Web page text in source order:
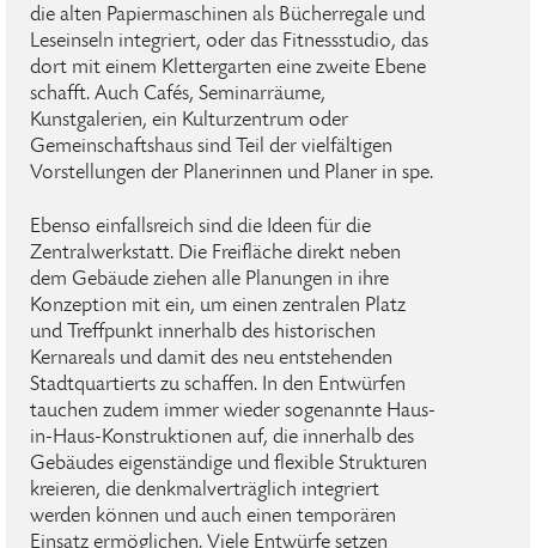
die alten Papiermaschinen als Bücherregale und
Leseinseln integriert, oder das Fitnessstudio, das
dort mit einem Klettergarten eine zweite Ebene
schafft. Auch Cafés, Seminarräume,
Kunstgalerien, ein Kulturzentrum oder
Gemeinschaftshaus sind Teil der vielfältigen
Vorstellungen der Planerinnen und Planer in spe.
Ebenso einfallsreich sind die Ideen für die
Zentralwerkstatt. Die Freifläche direkt neben
dem Gebäude ziehen alle Planungen in ihre
Konzeption mit ein, um einen zentralen Platz
und Treffpunkt innerhalb des historischen
Kernareals und damit des neu entstehenden
Stadtquartierts zu schaffen. In den Entwürfen
tauchen zudem immer wieder sogenannte Haus-
in-Haus-Konstruktionen auf, die innerhalb des
Gebäudes eigenständige und flexible Strukturen
kreieren, die denkmalverträglich integriert
werden können und auch einen temporären
Einsatz ermöglichen. Viele Entwürfe setzen